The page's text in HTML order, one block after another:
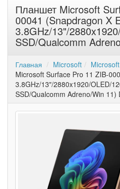
Планшет Microsoft
00041 (Snapdragon X
3.8GHz/13"/
SSD/Qualcomm
Главная Microsoft
Microsoft Surface Pro 11 ZIB-
3.8GHz/13"/2880x1920/OLED/
SSD/Qualcomm Adreno/Win 11)